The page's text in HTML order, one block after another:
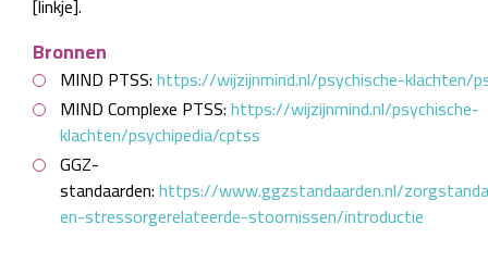
[linkje].
Bronnen
MIND PTSS:https://wijzijnmind.nl/psychische-klachten/
MIND Complexe PTSS:https://wijzijnmind.nl/psychische-
klachten/psychipedia/cptss
GGZ-
standaarden:https://www.ggzstandaarden.nl/
en-stressorgerelateerde-stoornissen/introductie